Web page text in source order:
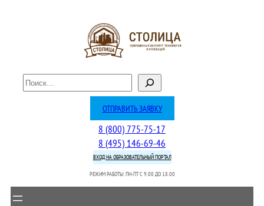
П
о
ОТПРАВИТЬ ЗАЯВКУ
8 (800) 775-75-17
8 (495) 146-69-46
ВХОД НА ОБРАЗОВАТЕЛЬНЫЙ ПОРТАЛ
РЕЖИМ РАБОТЫ: ПН-ПТ C 9.00 ДО 18.00